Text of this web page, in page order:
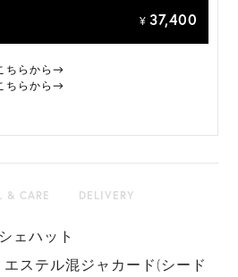
¥ 37,400
ちらから→
ちらから→
& CARE DELIVERY
ェハット
エステル混ジャカード(シード